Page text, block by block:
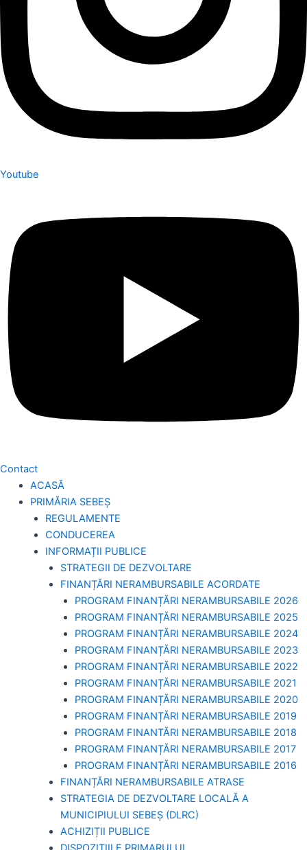
Youtube
Contact
ACASĂ
PRIMĂRIA SEBEȘ
REGULAMENTE
CONDUCEREA
INFORMAȚII PUBLICE
STRATEGII DE DEZVOLTARE
FINANȚĂRI NERAMBURSABILE ACORDATE
PROGRAM FINANȚĂRI NERAMBURSABILE 2026
PROGRAM FINANȚĂRI NERAMBURSABILE 2025
PROGRAM FINANȚĂRI NERAMBURSABILE 2024
PROGRAM FINANȚĂRI NERAMBURSABILE 2023
PROGRAM FINANȚĂRI NERAMBURSABILE 2022
PROGRAM FINANȚĂRI NERAMBURSABILE 2021
PROGRAM FINANȚĂRI NERAMBURSABILE 2020
PROGRAM FINANȚĂRI NERAMBURSABILE 2019
PROGRAM FINANTĂRI NERAMBURSABILE 2018
PROGRAM FINANȚĂRI NERAMBURSABILE 2017
PROGRAM FINANȚĂRI NERAMBURSABILE 2016
FINANȚĂRI NERAMBURSABILE ATRASE
STRATEGIA DE DEZVOLTARE LOCALĂ A
MUNICIPIULUI SEBEȘ (DLRC)
ACHIZIȚII PUBLICE